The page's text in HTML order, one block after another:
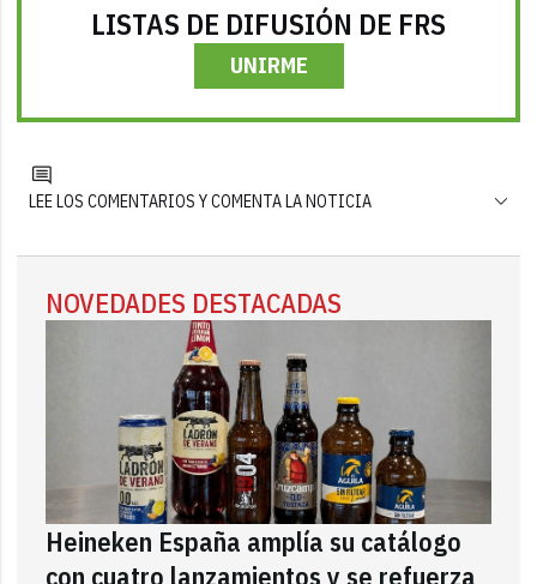
LISTAS DE DIFUSIÓN DE FRS
UNIRME
LEE LOS COMENTARIOS Y COMENTA LA NOTICIA
NOVEDADES DESTACADAS
Heineken España amplía su catálogo
con cuatro lanzamientos y se refuerza